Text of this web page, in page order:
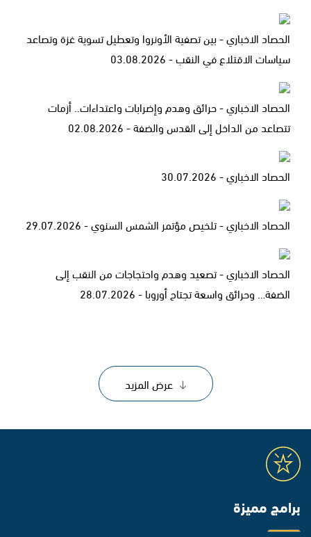
الحصاد الاخباري - بين تصفية الأونروا وتعطيل تسوية غزة وتصاعد
سياسات الاقتلاع في النقب - 03.08.2026
الحصاد الاخباري - حرائق وهدم وإضرابات واعتداءات.. أزمات
تتصاعد من الداخل إلى القدس والضفة - 02.08.2026
الحصاد الاخباري - 30.07.2026
الحصاد الاخباري - تلخيص مؤتمر الشمس السنوي - 29.07.2026
الحصاد الاخباري - تصعيد وهدم واحتجاجات من النقب إلى
الضفة… وحرائق واسعة تجتاح أوروبا - 28.07.2026
عرض المزيد
برامج مميزة